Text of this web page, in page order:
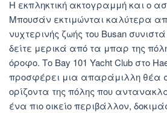
Η εκπληκτική ακτογραμμή και ο
Μπουσάν εκτιμώνται καλύτερα
νυχτερινής ζωής του Busan
δείτε μερικά από τα μπαρ της
όροφο. Το Bay 101 Yacht Club στο
προσφέρει μια απαράμιλλη θέα
ορίζοντα της πόλης που
ένα πιο οικείο περιβάλλον,